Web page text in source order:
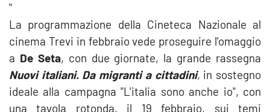
"
La programmazione della Cineteca Nazionale al
cinema Trevi in febbraio vede proseguire l'omaggio
a De Seta, con due giornate, la grande rassegna
Nuovi italiani. Da migranti a cittadini, in sostegno
ideale alla campagna "L'italia sono anche io", con
una tavola rotonda, il 19 febbraio, sui temi